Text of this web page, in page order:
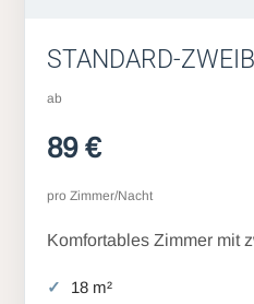
STANDARD-
ab
89 €
pro Zimmer/Nacht
Komfortables Zimmer mit
18 m²